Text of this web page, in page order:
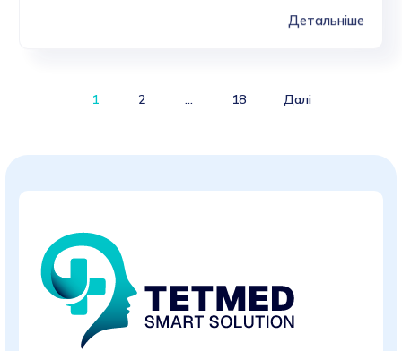
Детальніше
Products
1 2 … 18 Далі